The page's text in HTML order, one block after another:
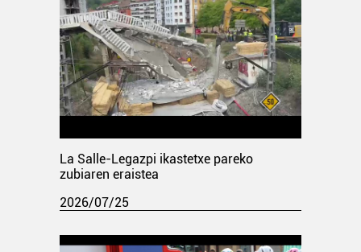
La Salle-Legazpi ikastetxe pareko
zubiaren eraistea
2026/07/25